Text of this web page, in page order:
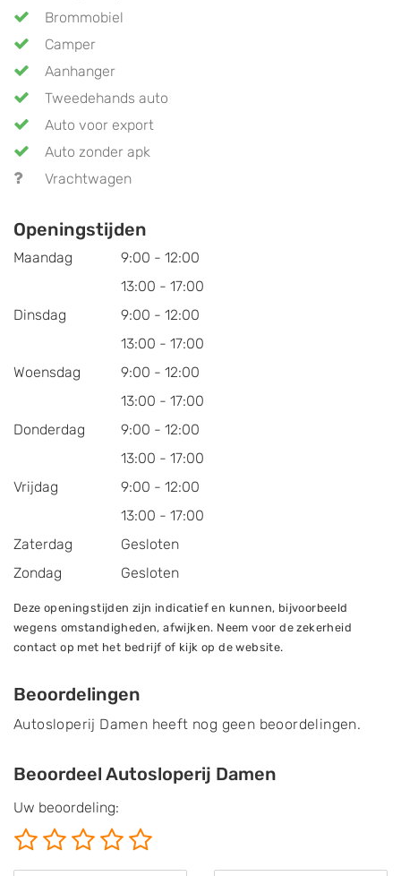
Brommobiel
Camper
Aanhanger
Tweedehands auto
Auto voor export
Auto zonder apk
Vrachtwagen
Openingstijden
Maandag
9:00 - 12:00
13:00 - 17:00
Dinsdag
9:00 - 12:00
13:00 - 17:00
Woensdag
9:00 - 12:00
13:00 - 17:00
Donderdag
9:00 - 12:00
13:00 - 17:00
Vrijdag
9:00 - 12:00
13:00 - 17:00
Zaterdag
Gesloten
Zondag
Gesloten
Deze openingstijden zijn indicatief en kunnen, bijvoorbeeld
wegens omstandigheden, afwijken. Neem voor de zekerheid
contact op met het bedrijf of kijk op de website.
Beoordelingen
Autosloperij Damen heeft nog geen beoordelingen.
Beoordeel Autosloperij Damen
Uw beoordeling: